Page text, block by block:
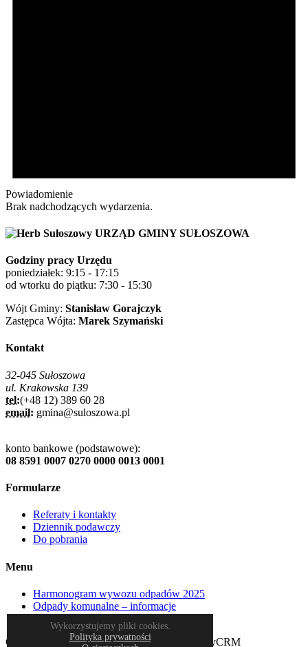
Powiadomienie
Brak nadchodzących wydarzenia.
URZĄD GMINY SUŁOSZOWA
Godziny pracy Urzędu
poniedziałek: 9:15 - 17:15
od wtorku do piątku: 7:30 - 15:30
Wójt Gminy: Stanisław Gorajczyk
Zastępca Wójta: Marek Szymański
Kontakt
32-045 Sułoszowa
ul. Krakowska 139
tel:(+48 12) 389 60 28
email: gmina@suloszowa.pl
konto bankowe (podstawowe):
08 8591 0007 0270 0000 0013 0001
Formularze
Referaty i kontakty
Dziennik podawczy
Do pobrania
Menu
Harmonogram wywozu odpadów 2025
Odpady komunalne – informacje
Copyrights © Gmina Sułoszowa & HXS & CityCRM
Wykorzystujemy pliki cookies.
Polityka prywatności